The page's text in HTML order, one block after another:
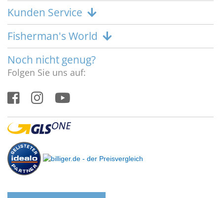
Kunden Service
Fisherman's World
Noch nicht genug?
Folgen Sie uns auf: